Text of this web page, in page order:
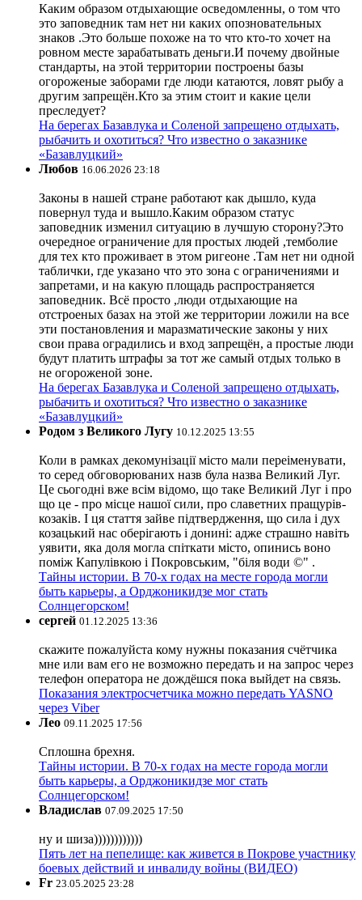
Каким образом отдыхающие осведомленны, о том что
это заповедник там нет ни каких опозновательных
знаков .Это больше похоже на то что кто-то хочет на
ровном месте зарабатывать деньги.И почему двойные
стандарты, на этой территории построены базы
огороженые заборами где люди катаются, ловят рыбу а
другим запрещён.Кто за этим стоит и какие цели
преследует?
На берегах Базавлука и Соленой запрещено отдыхать,
рыбачить и охотиться? Что известно о заказнике
«Базавлуцкий»
Любов 16.06.2026 23:18
Законы в нашей стране работают как дышло, куда
повернул туда и вышло.Каким образом статус
заповедник изменил ситуацию в лучшую сторону?Это
очередное ограничение для простых людей ,темболие
для тех кто проживает в этом ригеоне .Там нет ни одной
таблички, где указано что это зона с ограничениями и
запретами, и на какую площадь распространяется
заповедник. Всё просто ,люди отдыхающие на
отстроеных базах на этой же территории ложили на все
эти постановления и маразматические законы у них
свои права оградились и вход запрещён, а простые люди
будут платить штрафы за тот же самый отдых только в
не огороженой зоне.
На берегах Базавлука и Соленой запрещено отдыхать,
рыбачить и охотиться? Что известно о заказнике
«Базавлуцкий»
Родом з Великого Лугу 10.12.2025 13:55
Коли в рамках декомунізації місто мали переіменувати,
то серед обговорюваних назв була назва Великий Луг.
Це сьогодні вже всім відомо, що таке Великий Луг і про
що це - про місце нашої сили, про славетних пращурів-
козаків. І ця стаття зайве підтвердження, що сила і дух
козацький нас оберігають і донині: адже страшно навіть
уявити, яка доля могла спіткати місто, опинись воно
поміж Капулівкою і Покровським, "біля води ©" .
Тайны истории. В 70-х годах на месте города могли
быть карьеры, а Орджоникидзе мог стать
Солнцегорском!
сергей 01.12.2025 13:36
скажите пожалуйста кому нужны показания счётчика
мне или вам его не возможно передать и на запрос через
телефон оператора не дождёшся пока выйдет на связь.
Показания электросчетчика можно передать YASNO
через Viber
Лео 09.11.2025 17:56
Сплошна брехня.
Тайны истории. В 70-х годах на месте города могли
быть карьеры, а Орджоникидзе мог стать
Солнцегорском!
Владислав 07.09.2025 17:50
ну и шиза))))))))))))
Пять лет на пепелище: как живется в Покрове участнику
боевых действий и инвалиду войны (ВИДЕО)
Fr 23.05.2025 23:28